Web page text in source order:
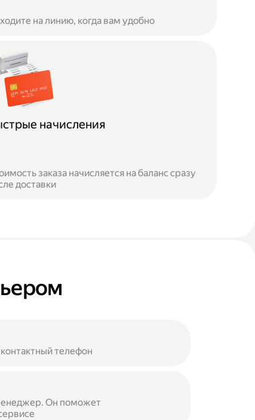
на линию, когда вам удобно
начисления
заказа начисляется на баланс сразу
доставки
телефон
Он поможет